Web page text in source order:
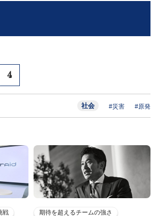
4
社会 #災害 #原発
戦 期待を超えるチームの強さ